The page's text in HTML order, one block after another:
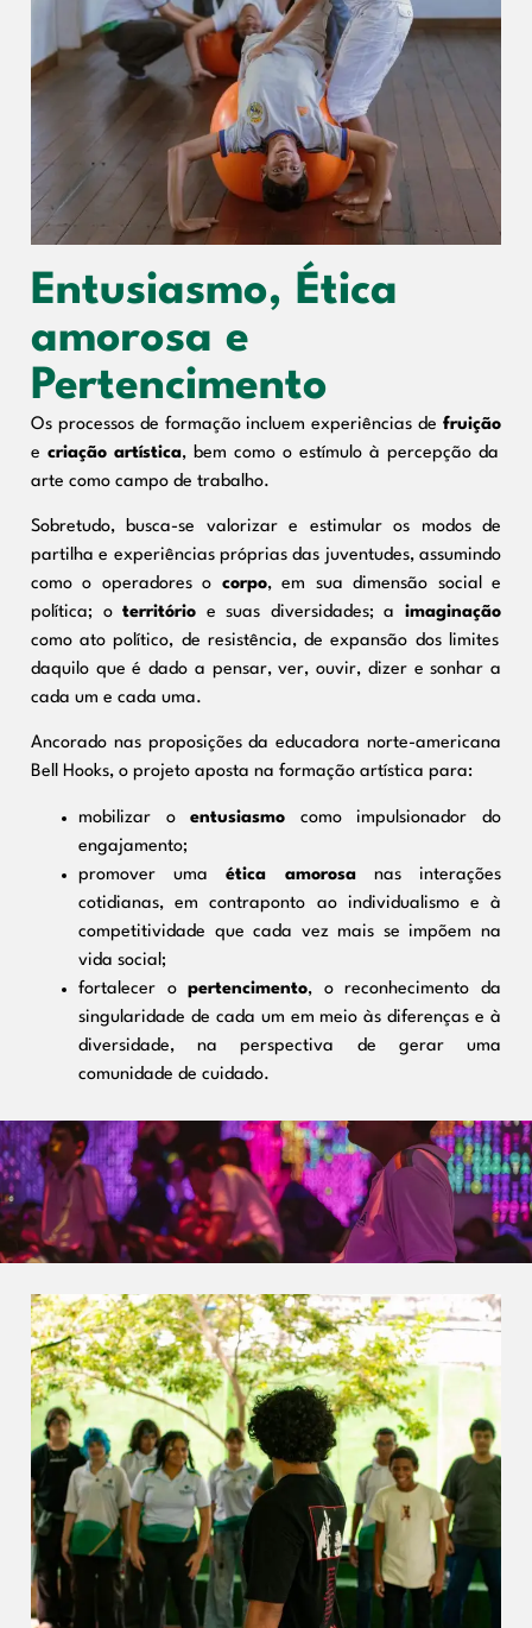
Entusiasmo, Ética
amorosa e
Pertencimento
Os processos de formação incluem experiências de fruição
e criação artística, bem como o estímulo à percepção da
arte como campo de trabalho.
Sobretudo, busca-se valorizar e estimular os modos de
partilha e experiências próprias das juventudes, assumindo
como o operadores o corpo, em sua dimensão social e
política; oterritório e suas diversidades; aimaginação
como ato político, de resistência, de expansão dos limites
daquilo que é dado a pensar, ver, ouvir, dizer e sonhar a
cada um e cada uma.
Ancorado nas proposições da educadora norte-americana
Bell Hooks, o projeto aposta na formação artística para:
mobilizar oentusiasmo como impulsionador do
engajamento;
promover umaética amorosanas interações
cotidianas, em contraponto ao individualismo e à
competitividade que cada vez mais se impõem na
vida social;
fortalecer opertencimento, o reconhecimento da
singularidade de cada um em meio às diferenças e à
diversidade, na perspectiva de gerar uma
comunidade de cuidado.